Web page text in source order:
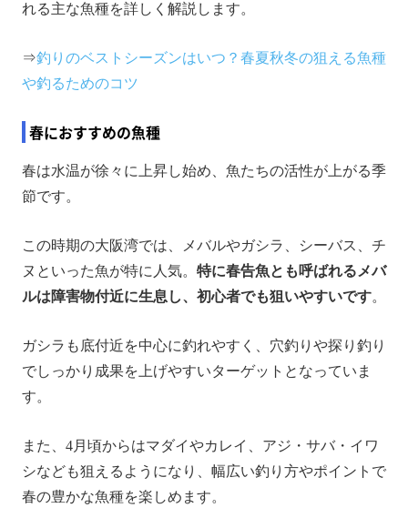
れる主な魚種を詳しく解説します。
⇒釣りのベストシーズンはいつ？春夏秋冬の狙える魚種
や釣るためのコツ
春におすすめの魚種
春は水温が徐々に上昇し始め、魚たちの活性が上がる季
節です。
この時期の大阪湾では、メバルやガシラ、シーバス、チ
ヌといった魚が特に人気。 特に春告魚とも呼ばれるメバ
ルは障害物付近に生息し、初心者でも狙いやすいです。
ガシラも底付近を中心に釣れやすく、穴釣りや探り釣り
でしっかり成果を上げやすいターゲットとなっていま
す。
また、4月頃からはマダイやカレイ、アジ・サバ・イワ
シなども狙えるようになり、幅広い釣り方やポイントで
春の豊かな魚種を楽しめます。